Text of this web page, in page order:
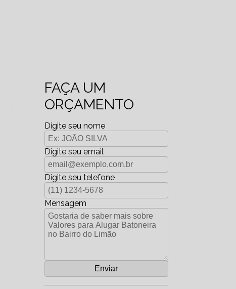
FAÇA UM
ORÇAMENTO
Digite seu nome
Digite seu email
Digite seu telefone
Mensagem